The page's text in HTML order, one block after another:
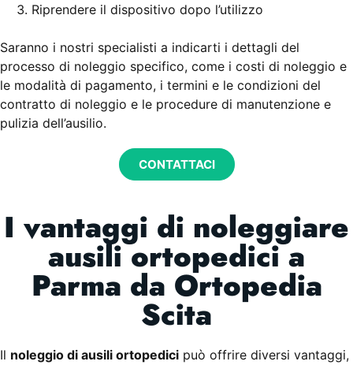
Riprendere il dispositivo dopo l’utilizzo
Saranno i nostri specialisti a indicarti i dettagli del
processo di noleggio specifico, come i costi di noleggio e
le modalità di pagamento, i termini e le condizioni del
contratto di noleggio e le procedure di manutenzione e
pulizia dell’ausilio.
CONTATTACI
I vantaggi di noleggiare
ausili ortopedici a
Parma da Ortopedia
Scita
Il noleggio di ausili ortopedici può offrire diversi vantaggi,